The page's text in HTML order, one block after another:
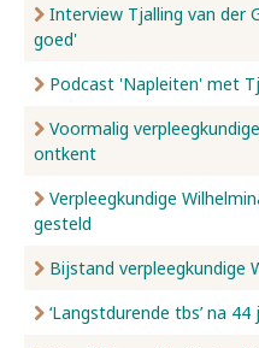
Interview Tjalling van der
goed'
Podcast 'Napleiten' met
Voormalig
ontkent
Verpleegkundige
gesteld
Bijstand verpleegkundige
‘Langstdurende tbs’ na